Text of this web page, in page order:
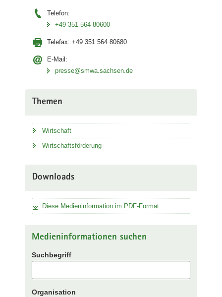
Telefon:
+49 351 564 80600
Telefax: +49 351 564 80680
E-Mail:
presse@smwa.sachsen.de
Themen
Wirtschaft
Wirtschaftsförderung
Downloads
Diese Medieninformation im PDF-Format
Medieninformationen suchen
Suchbegriff
Organisation